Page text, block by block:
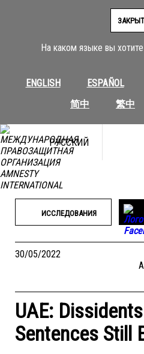
На каком языке вы
ENGLISH ESPAÑOL
简中
繁中
РУССКИЙ
ИССЛЕДОВАНИЯ
30/05/2022
UAE:
Sentences Still